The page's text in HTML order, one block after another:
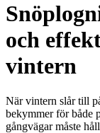
och
vintern
När vintern slår till
bekymmer för både
gångvägar måste